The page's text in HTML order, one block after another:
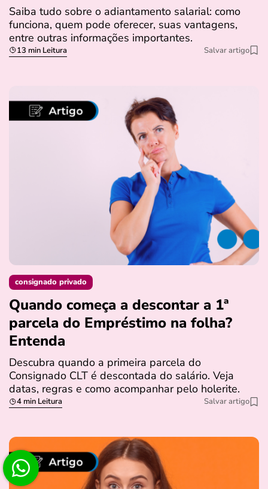
Saiba tudo sobre o adiantamento salarial: como
funciona, quem pode oferecer, suas vantagens,
entre outras informações importantes.
13 min Leitura Salvar artigo
consignado privado
Quando começa a descontar a 1ª
parcela do Empréstimo na folha?
Entenda
Descubra quando a primeira parcela do
Consignado CLT é descontada do salário. Veja
datas, regras e como acompanhar pelo holerite.
4 min Leitura Salvar artigo